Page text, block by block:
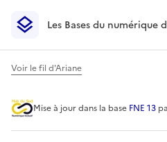
Les Bases du numérique
Les Bases du numérique
Voir le fil d'Ariane
Ressources de
Mise à jourdans la base FNE 13